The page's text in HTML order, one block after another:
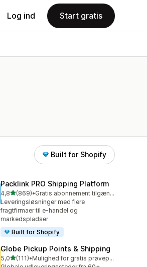
Log ind Start gratis
Built for Shopify
Packlink PRO Shipping Platform
4,8ud af 5 stjerner
(869)
869 anmeldelser i alt
•
Gratis abonnement tilgængeligt
Leveringsløsninger med flere
fragtfirmaer til e-handel og
markedspladser
Built for Shopify
Globe Pickup Points & Shipping
5,0ud af 5 stjerner
(111)
111 anmeldelser i alt
•
Mulighed for gratis prøveperiode